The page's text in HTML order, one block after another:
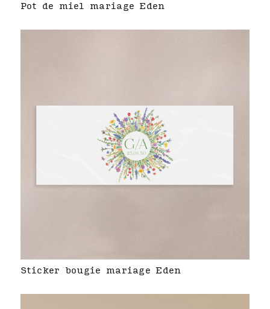
Pot de miel mariage Eden
Sticker bougie mariage Eden